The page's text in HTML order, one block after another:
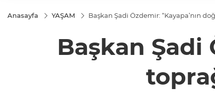
Anasayfa YAŞAM Başkan Şadi Özdemir: “Kayapa’nın
Başkan Şadi